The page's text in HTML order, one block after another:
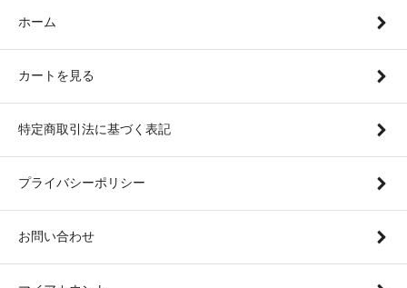
ホーム
カートを見る
特定商取引法に基づく表記
プライバシーポリシー
お問い合わせ